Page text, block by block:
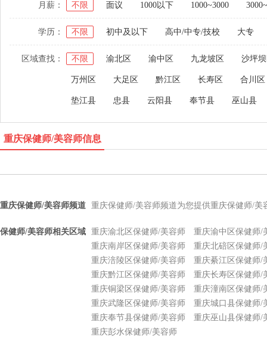
月薪： 不限 面议 1000以下 1000~3000
学历： 不限 初中及以下 高中/中专/技校 大专
区域查找： 不限 渝北区 渝中区 九龙坡区 沙坪
万州区 大足区 黔江区 长寿区 合川区
垫江县 忠县 云阳县 奉节县 巫山县
重庆保健师/美容师信息
重庆保健师/美容师频道 重庆保健师/美容师频道为您提供重庆保健师/
保健师/美容师相关区域 重庆渝北区保健师/美容师
重庆渝中区保健师/
重庆南岸区保健师/美容师
重庆北碚区保健师/
重庆涪陵区保健师/美容师
重庆綦江区保健师/
重庆黔江区保健师/美容师
重庆长寿区保健师/
重庆铜梁区保健师/美容师
重庆潼南区保健师/
重庆武隆区保健师/美容师
重庆城口县保健师/
重庆奉节县保健师/美容师
重庆巫山县保健师/
重庆彭水保健师/美容师